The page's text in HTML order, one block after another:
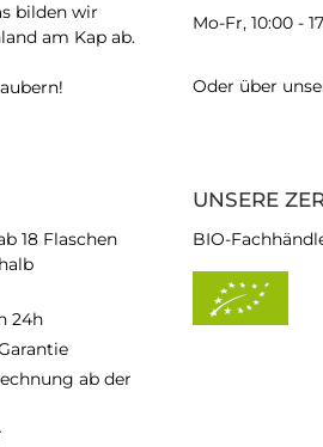
Mo-Fr, 10:00 -
Oder über
18 Flaschen
24h
ab der
bilden wir
am Kap ab.
UNSERE
BIO-